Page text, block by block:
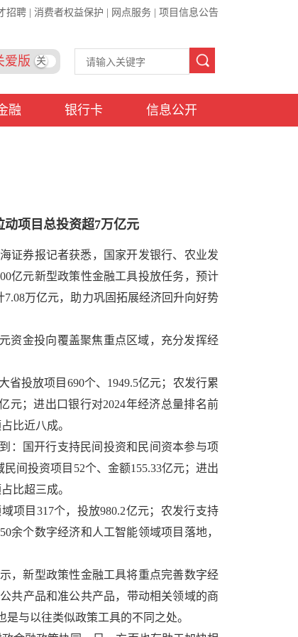
招聘 消费者权益保护 网点服务 项目信息公告
爱版 关
融 银行卡 信息公开
动项目总投资超7万亿元
证券报记者获悉，国家开发银行、农业发
亿元新型政策性金融工具投放任务，预计
万亿元，助力巩固拓展经济回升向好势
资金投向覆盖聚焦重点区域，充分发挥经
省投放项目690个、1949.5亿元；农发行累
元；进出口银行对2024年经济总量排名前
比近八成。
：国开行支持民间投资和民间资本参与项
间投资项目52个、金额155.33亿元；进出
比超三成。
项目317个，投放980.2亿元；农发行支持
余个数字经济和人工智能领域项目落地，
，新型政策性金融工具将重点完善数字经
共产品和准公共产品，带动相关领域的商
与以往类似政策工具的不同之处。